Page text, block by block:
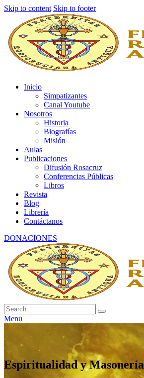
Skip to content Skip to footer
Inicio
Simpatizantes
Canal Youtube
Nosotros
Historia
Biografías
Misión
Aulas
Publicaciones
Difusión Rosacruz
Conferencias Públicas
Libros
Revista
Blog
Librería
Contáctanos
DONACIONES
Menu
Espiritualidad y Masonería